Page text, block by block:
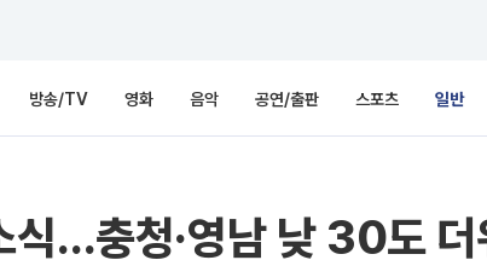
방송/TV 영화 음악 공연/출판 스포츠 일반
식…충청·영남 낮 30도